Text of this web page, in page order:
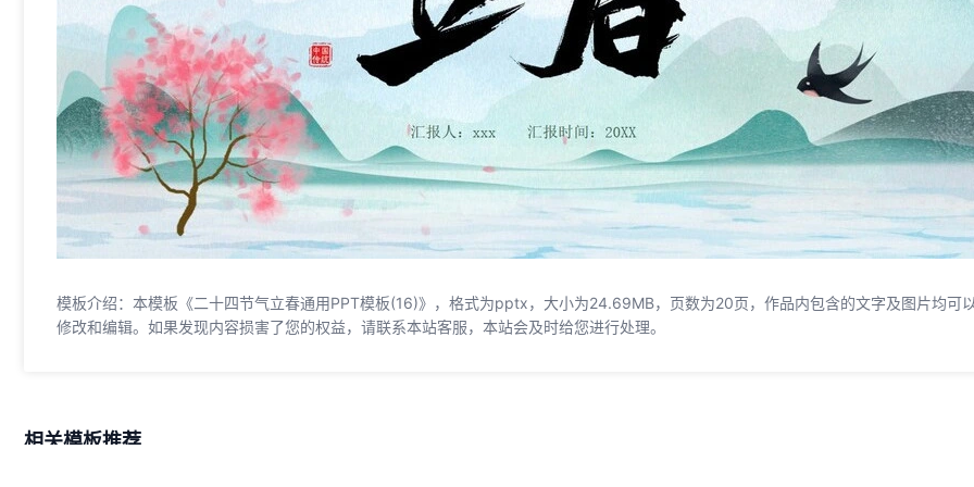
模板介绍：本模板《二十四节气立春通用PPT模板(16)》，格式为pptx，大小为24.69MB，页数为20页，作品内包含的文字及图片均可
修改和编辑。如果发现内容损害了您的权益，请联系本站客服，本站会及时给您进行处理。
相关模板推荐